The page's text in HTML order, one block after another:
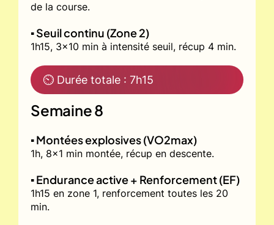
de la course.
▪️ Seuil continu (Zone 2)
1h15, 3x10 min à intensité seuil, récup 4 min.
⏲ Durée totale : 7h15
Semaine 8
▪️ Montées explosives (VO2max)
1h, 8x1 min montée, récup en descente.
▪️ Endurance active + Renforcement (EF)
1h15 en zone 1, renforcement toutes les 20
min.